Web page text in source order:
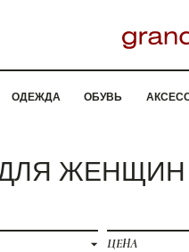
ОДЕЖДА ОБУВЬ
ДЛЯ ЖЕНЩИН
ЦЕНА